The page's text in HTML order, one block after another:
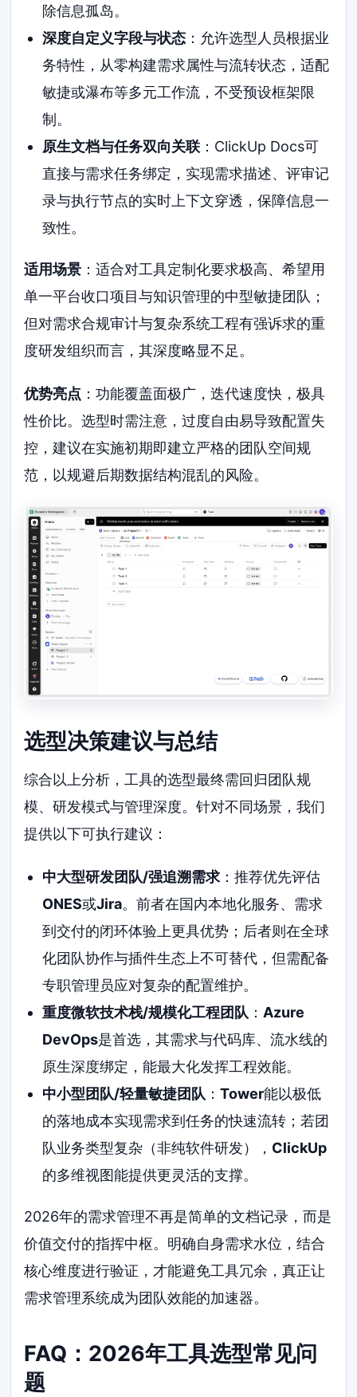
除信息孤岛。
深度自定义字段与状态：允许选型人员根据业
务特性，从零构建需求属性与流转状态，适配
敏捷或瀑布等多元工作流，不受预设框架限
制。
原生文档与任务双向关联：ClickUp Docs可
直接与需求任务绑定，实现需求描述、评审记
录与执行节点的实时上下文穿透，保障信息一
致性。
适用场景 ：适合对工具定制化要求极高、希望用
单一平台收口项目与知识管理的中型敏捷团队；
但对需求合规审计与复杂系统工程有强诉求的重
度研发组织而言，其深度略显不足。
优势亮点 ：功能覆盖面极广，迭代速度快，极具
性价比。选型时需注意，过度自由易导致配置失
控，建议在实施初期即建立严格的团队空间规
范，以规避后期数据结构混乱的风险。
选型决策建议与总结
综合以上分析，工具的选型最终需回归团队规
模、研发模式与管理深度。针对不同场景，我们
提供以下可执行建议：
中大型研发团队/强追溯需求：推荐优先评估
ONES或Jira。前者在国内本地化服务、需求
到交付的闭环体验上更具优势；后者则在全球
化团队协作与插件生态上不可替代，但需配备
专职管理员应对复杂的配置维护。
重度微软技术栈/规模化工程团队 ： Azure
DevOps是首选，其需求与代码库、流水线的
原生深度绑定，能最大化发挥工程效能。
中小型团队/轻量敏捷团队 ： Tower能以极低
的落地成本实现需求到任务的快速流转；若团
队业务类型复杂（非纯软件研发）， ClickUp
的多维视图能提供更灵活的支撑。
2026年的需求管理不再是简单的文档记录，而是
价值交付的指挥中枢。明确自身需求水位，结合
核心维度进行验证，才能避免工具冗余，真正让
需求管理系统成为团队效能的加速器。
FAQ：2026年工具选型常见问
题